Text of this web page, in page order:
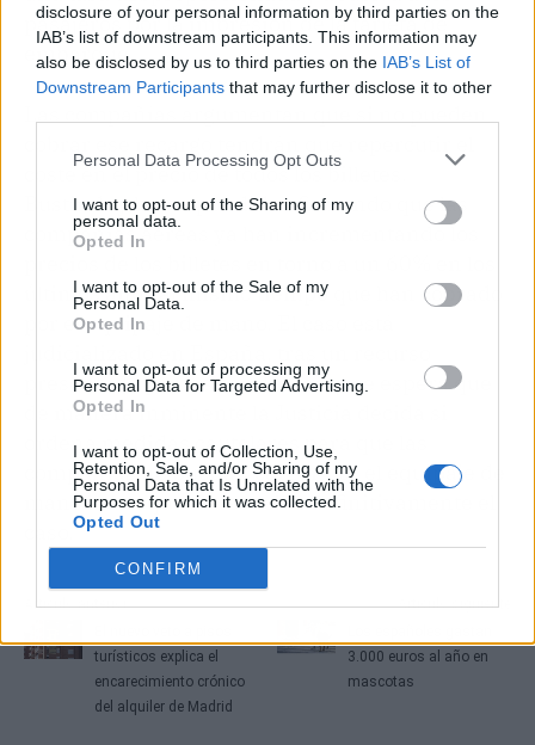
disclosure of your personal information by third parties on the
IAB’s list of downstream participants. This information may
also be disclosed by us to third parties on the IAB’s List of
Downstream Participants that may further disclose it to other
Personal Data Processing Opt Outs
I want to opt-out of the Sharing of my
personal data.
Opted In
I want to opt-out of the Sale of my
Personal Data.
Opted In
I want to opt-out of processing my
Personal Data for Targeted Advertising.
Opted In
I want to opt-out of Collection, Use,
Retention, Sale, and/or Sharing of my
Personal Data that Is Unrelated with the
Purposes for which it was collected.
Opted Out
CONFIRM
pasajeros por la impresión de la tarjeta de
embarque,
coste en el precio de todos los billetes.
Bustinduy ha respondido afirmando que las
compañías aéreas ya han incrementando los
últimos años al mismo tiempo que han cobrado
por el equipaje de mano. El caso está
presentado por las aerolíneas, y se espera que
de manera inminente la Justicia decida si
ordena medidas cautelares para que las
compañías no puedan cargar por el equipaje de
mano hasta que se resuelva definitivamente el
caso.
Artículo anterior
turísticos explica el
encarecimiento crónico
del alquiler de Madrid
Artículo siguiente
3.000 euros al año en
mascotas